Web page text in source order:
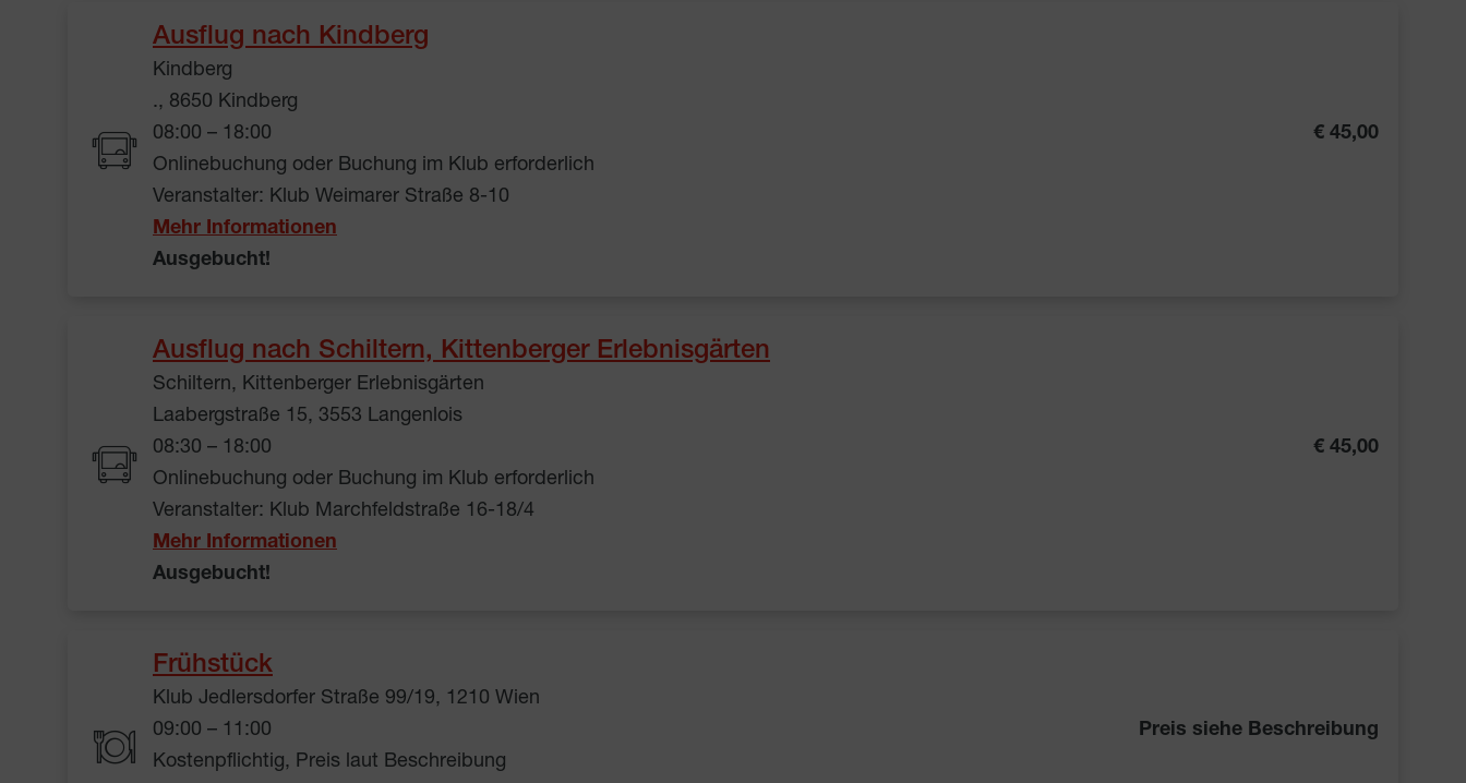
Ausflug nach Kindberg
Kindberg
., 8650 Kindberg
08:00 – 18:00
€ 45,00
Onlinebuchung oder Buchung im Klub erforderlich
Veranstalter: Klub Weimarer Straße 8-10
Mehr Informationen
Ausgebucht!
Ausflug nach Schiltern, Kittenberger Erlebnisgärten
Schiltern, Kittenberger Erlebnisgärten
Laabergstraße 15, 3553 Langenlois
08:30 – 18:00
€ 45,00
Onlinebuchung oder Buchung im Klub erforderlich
Veranstalter: Klub Marchfeldstraße 16-18/4
Mehr Informationen
Ausgebucht!
Frühstück
Klub Jedlersdorfer Straße 99/19, 1210 Wien
09:00 – 11:00
Preis siehe Beschreibung
Kostenpflichtig, Preis laut Beschreibung